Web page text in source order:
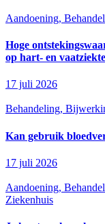
Aandoening,
Hoge
op hart- en
17 juli 2026
Behandeling,
Kan gebruik
17 juli 2026
Aandoening,
Ziekenhuis